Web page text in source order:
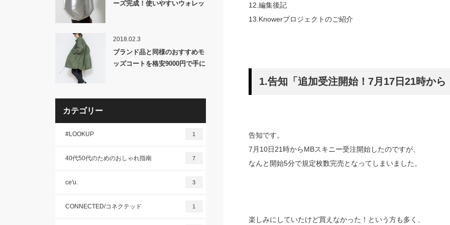
12.編集後記
13.Knowerプロジェクトのご紹介
1.告知「追加受注開始！7月17日21時から
告知です。
7月10日21時からMBスキニー受注開始したのですが、
なんと開始5分で規定枚数完売となってしまいました。
楽しみにしていたけど買えなかった！という方も多く、
ーズ完成！使いやすいウォレッ
「MBハイエンドレザー ミニマ
ルワンショルダーバッグ&ミニ
マルバブーシュ&ミニマルウォ
2018.02.3
ブランド品と同様のおすすめモ
ッズコートを格安9000円で手に
カテゴリー
#LOOKUP 1
40代50代のためのおしゃれ指南 7
ce'u. 3
CONNECTED/コネクテッド 1